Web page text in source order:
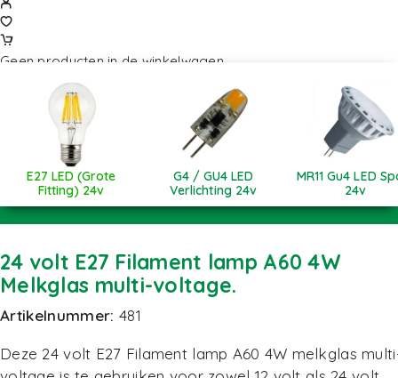
Geen producten in de winkelwagen.
E27 LED (Grote
Fitting) 24v
G4 / GU4 LED
Verlichting 24v
MR11 Gu4 LED
24v
24 volt E27 Filament lamp A60 4W
Melkglas multi-voltage.
Artikelnummer:481
Deze 24 volt E27 Filament lamp A60 4W melkglas